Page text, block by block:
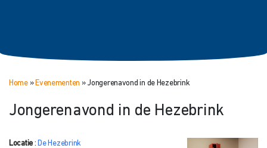
Home» Evenementen » Jongerenavond in de Hezebrink
Jongerenavond in de Hezebrink
Locatie : De Hezebrink